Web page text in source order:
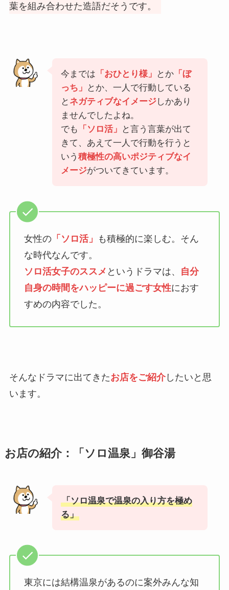
葉を組み合わせた造語だそうです。
今までは 「おひとり様」 とか「ぼ
っち」
とか、一人で行動している
と ネガティブなイメージしかあり
ませんでしたよね。
でも
「ソロ活」
と言う言葉が出て
きて、あえて一人で行動を行うと
いう 積極性の高いポジティブなイ
メージがついてきています。
女性の「ソロ活」
も積極的に楽しむ。そん
な時代なんです。
ソロ活女子のススメ というドラマは、
自分
自身の時間をハッピーに過ごす女性におす
すめの内容でした。
そんなドラマに出てきたお店をご紹介したいと思
います。
お店の紹介：「ソロ温泉」御谷湯
「ソロ温泉で温泉の入り方を極め
る」
東京には結構温泉があるのに案外みんな知